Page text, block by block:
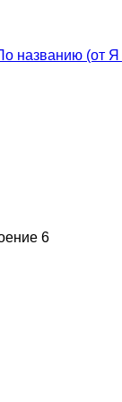
названию (от
6